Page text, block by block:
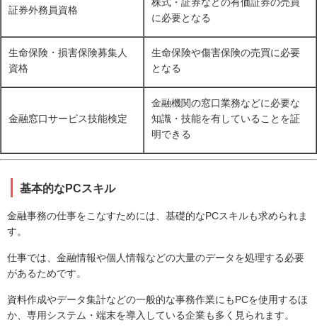
証券外務員資格
に必要となる
生命保険・損害保険募集人
資格
生命保険や傷害保険の売買に必要
となる
金融窓口サービス技能検定
金融機関の窓口業務などに必要な
知識・技能を有していることを証
明できる
基本的なPCスキル
金融事務の仕事をこなすためには、基礎的なPCスキルも求められま
す。
仕事では、金融情報や個人情報などの大量のデータを処理する必要
があるためです。
資料作成やデータ集計などの一般的な事務作業にもPCを使用するほ
か、専用システム・端末を導入している企業も多く見られます。